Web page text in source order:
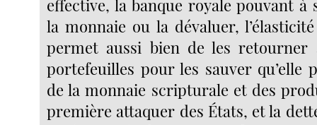
effective, la banque royale pouvant
la monnaie ou la dévaluer,
permet aussi bien de les retourner
portefeuilles pour les sauver qu’elle
de la monnaie scripturale et des
première attaquer des États, et la